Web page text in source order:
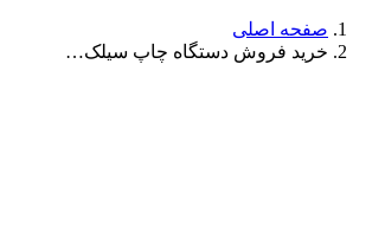
صفحه اصلی
خرید فروش دستگاه چاپ سیلک…